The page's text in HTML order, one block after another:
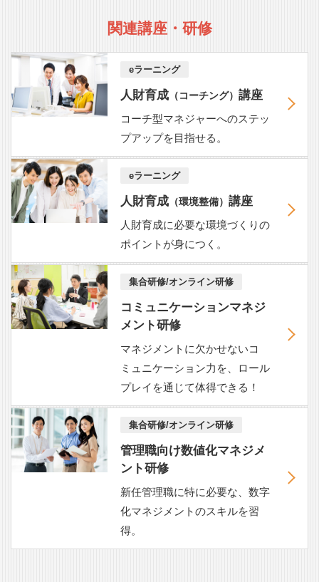
関連講座・研修
eラーニング
人財育成 （コーチング） 講座
コーチ型マネジャーへのステッ
プアップを目指せる。
eラーニング
人財育成 （環境整備） 講座
人財育成に必要な環境づくりの
ポイントが身につく。
集合研修/オンライン研修
コミュニケーションマネジ
メント研修
マネジメントに欠かせないコ
ミュニケーション力を、ロール
プレイを通じて体得できる！
集合研修/オンライン研修
管理職向け数値化マネジメ
ント研修
新任管理職に特に必要な、数字
化マネジメントのスキルを習
得。